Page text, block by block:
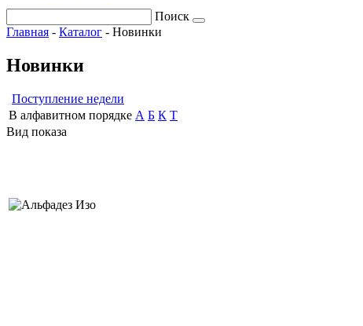
Поиск
Главная - Каталог - Новинки
Новинки
Поступление недели
В алфавитном порядке А Б К Т
Вид показа